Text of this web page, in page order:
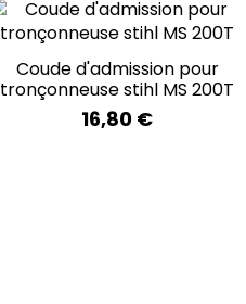
Coude d'admission pour
tronçonneuse stihl MS 200T
16,80 €